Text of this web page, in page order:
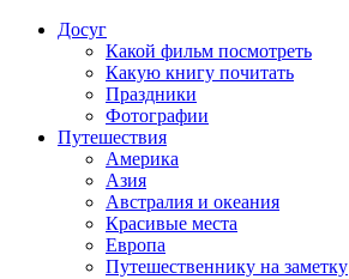
Досуг
Какой фильм посмотреть
Какую книгу почитать
Праздники
Фотографии
Путешествия
Америка
Азия
Австралия и океания
Красивые места
Европа
Путешественнику на заметку